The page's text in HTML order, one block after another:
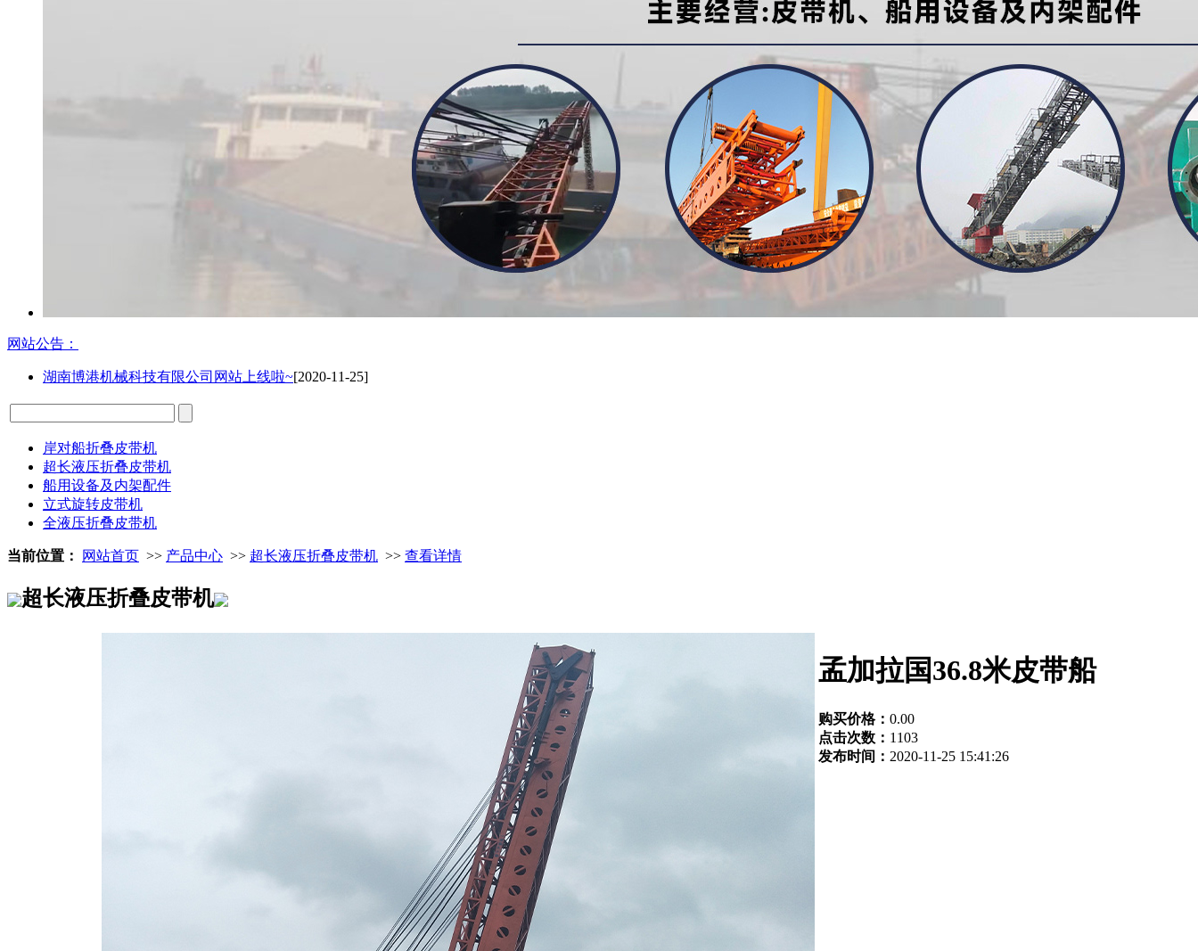
网站公告：
湖南博港机械科技有限公司网站上线啦~[2020-11-25]
岸对船折叠皮带机
超长液压折叠皮带机
船用设备及内架配件
立式旋转皮带机
全液压折叠皮带机
当前位置： 网站首页 >> 产品中心 >> 超长液压折叠皮带机 >> 查看详情
超长液压折叠皮带机
孟加拉国36.8米皮带船
购买价格： 0.00
点击次数： 1103
发布时间： 2020-11-25 15:41:26